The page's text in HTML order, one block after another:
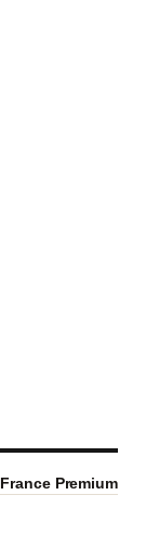
France Premium